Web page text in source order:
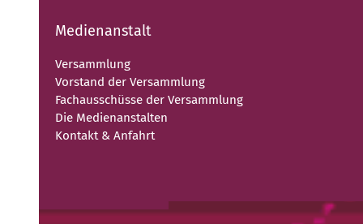
Medienanstalt
Versammlung
Vorstand der Versammlung
Fachausschüsse der Versammlung
Die Medienanstalten
Kontakt & Anfahrt